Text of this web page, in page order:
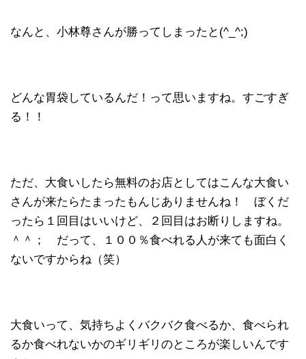
なんと、小林尊さんが勝ってしまったと(^_^;)
どんな胃袋しているんだ！って思いますね。すごすぎ
る！！
ただ、大食いしたら無料のお店としてはこんな大食い
さんが来たらたまったもんじありませんね！ ぼくだ
ったら１回目はいいけど、２回目はお断りしますね。
＾＾； だって、１００％食べれる人が来ても面白く
ないですからね（笑）
大食いって、気持ちよくバクバク食べるか、食べられ
るか食べれないかのギリギリのところが楽しいんです